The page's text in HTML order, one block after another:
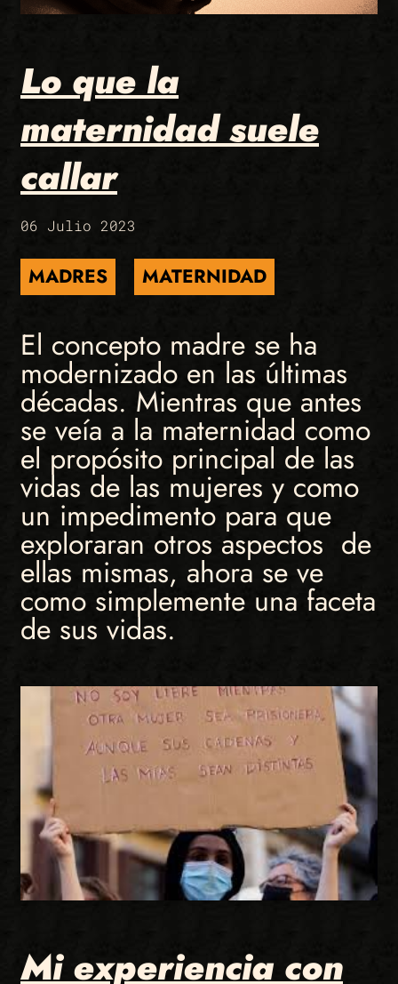
Lo que la
maternidad suele
callar
06 Julio 2023
MADRES MATERNIDAD
El concepto madre se ha
modernizado en las últimas
décadas. Mientras que antes
se veía a la maternidad como
el propósito principal de las
vidas de las mujeres y como
un impedimento para que
exploraran otros aspectos de
ellas mismas, ahora se ve
como simplemente una faceta
de sus vidas.
Mi experiencia con